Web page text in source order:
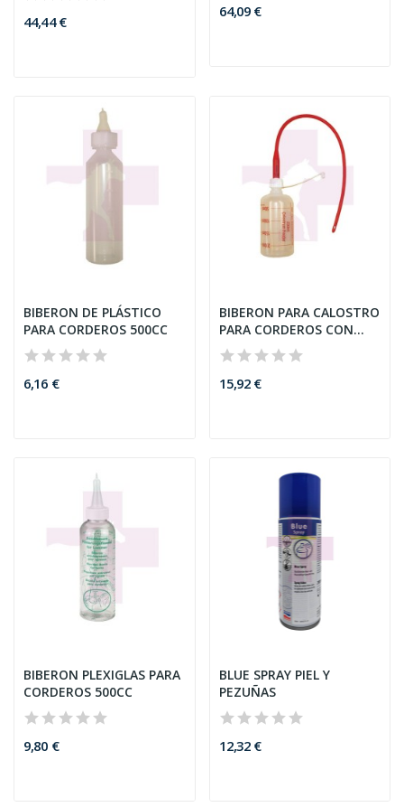
44,44 €
64,09 €
BIBERON DE PLÁSTICO
PARA CORDEROS 500CC
6,16 €
BIBERON PARA CALOSTRO
PARA CORDEROS CON
SONDA,...
15,92 €
BIBERON PLEXIGLAS PARA
CORDEROS 500CC
9,80 €
BLUE SPRAY PIEL Y
PEZUÑAS
12,32 €